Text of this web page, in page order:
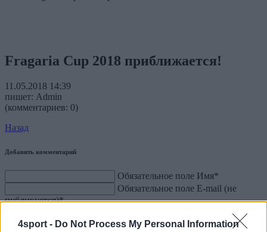
4sport - Do Not Process My Personal Information
Fragaria Cup 2018 приближается!
11.05.2018 14:39
пишет: Admin
(комментариев: 0)
Назад
Добавить комментарий
Обязательное поле Имя*
Обязательное поле E-mail (не
публикуется)*
Пожалуйста, сложите 3 и 6.*